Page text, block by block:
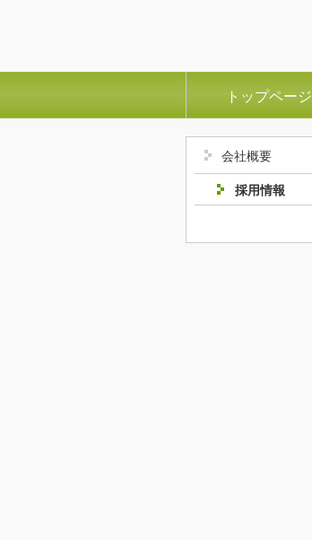
トップページ
会社概要
採用情報